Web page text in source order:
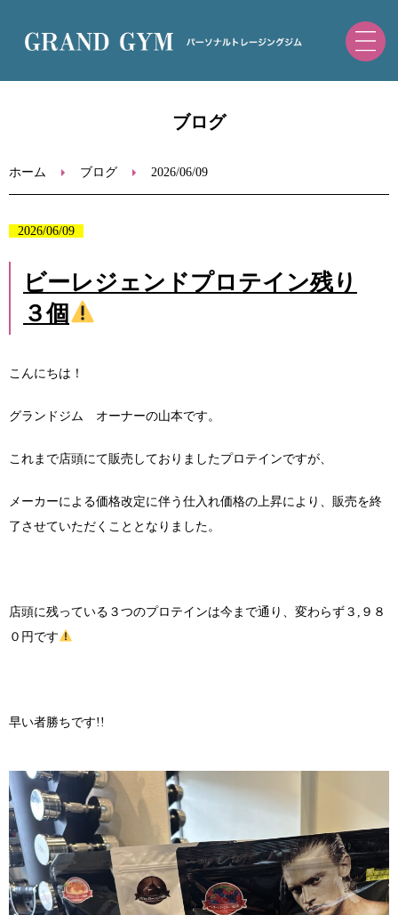
ブログ
ホーム ブログ 2026/06/09
2026/06/09
ビーレジェンドプロテイン残り
３個
こんにちは！
グランドジム オーナーの山本です。
これまで店頭にて販売しておりましたプロテインですが、
メーカーによる価格改定に伴う仕入れ価格の上昇により、販売を終
了させていただくこととなりました。
店頭に残っている３つのプロテインは今まで通り、変わらず３,９８
０円です
早い者勝ちです!!